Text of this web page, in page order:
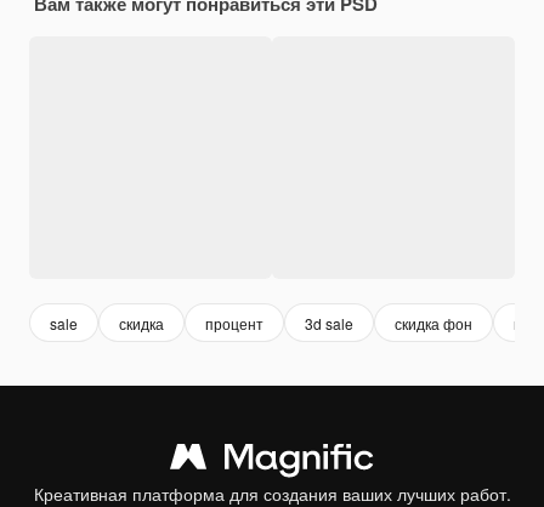
sale скидка процент 3d sale скидка фон
Креативная платформа для создания ваших лучших работ.